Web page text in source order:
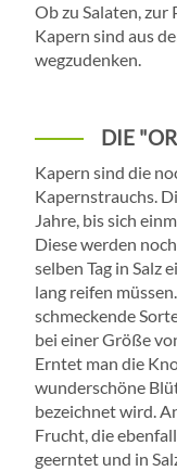
Ob zu Salaten, zur
Kapern sind aus
wegzudenken.
DIE
Kapern sind die
Kapernstrauchs.
Jahre, bis sich
Diese werden
selben Tag in Salz
lang reifen
schmeckende
bei einer Größe
Erntet man die
wunderschöne
bezeichnet wird.
Frucht, die
geerntet und in